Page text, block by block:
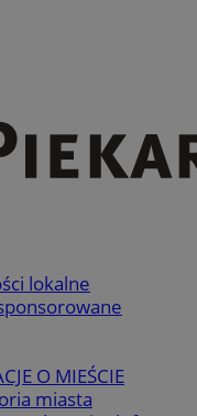
lokalne
O MIEŚCIE
miasta